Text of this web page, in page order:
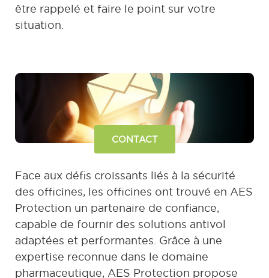
être rappelé et faire le point sur votre
situation.
CONTACT
Face aux défis croissants liés à la sécurité
des officines, les officines ont trouvé en AES
Protection un partenaire de confiance,
capable de fournir des solutions antivol
adaptées et performantes. Grâce à une
expertise reconnue dans le domaine
pharmaceutique, AES Protection propose